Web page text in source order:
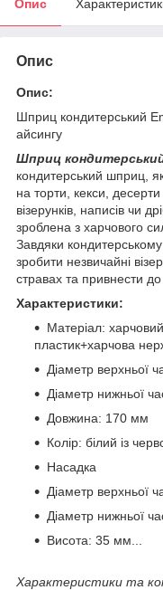
Опис
Опис
Опис:
Шприц кондитерський
айсингу
Шприц
кондитерський шприц,
на торти, кекси,
візерунків, написів чи
зроблена з харчового
Завдяки
зробити незвичайні
стравах та привнести
Характеристики:
Матеріал:
пластик+харчова
Діаметр верхньої
Діаметр нижньої
Довжина: 170 мм
Колір: білий із
Насадка
Діаметр верхньої
Діаметр нижньої
Висота: 35 мм...
Характеристики та